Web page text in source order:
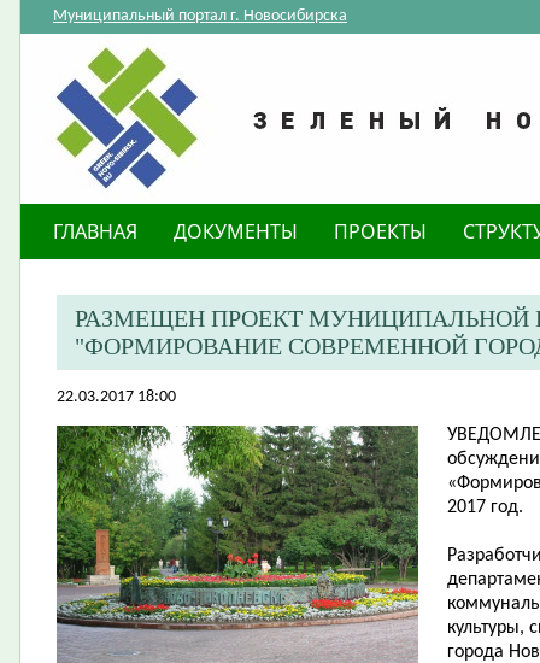
Муниципальный портал г. Новосибирска
ГЛАВНАЯ ДОКУМЕНТЫ ПРОЕКТЫ
РАЗМЕЩЕН ПРОЕКТ МУНИЦИПАЛЬНОЙ
"ФОРМИРОВАНИЕ СОВРЕМЕННОЙ
22.03.2017 18:00
2017 год.
культуры,
города